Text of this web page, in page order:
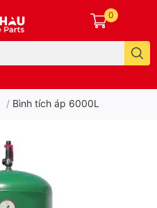
0
/ Bình tích áp 6000L